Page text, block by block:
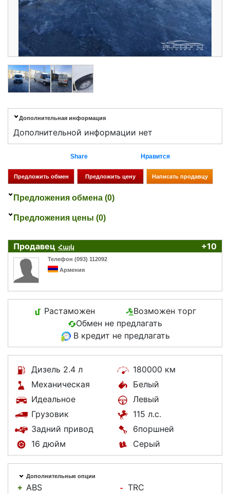
Дополнительная информация
Дополнительной информации нет
Share Нравится
Предложения обмена (0)
Предложения цены (0)
Продавец Հայկ +10
Телефон (093) 112092
Армения
Растаможен
Возможен торг
Обмен не предлагать
В кредит не предлагать
Дизель 2.4 л
180000 км
Механическая
Белый
Идеальное
Левый
Грузовик
115 л.с.
Задний привод
6поршней
16 дюйм
Серый
Дополнительные опции
+ ABS - TRC